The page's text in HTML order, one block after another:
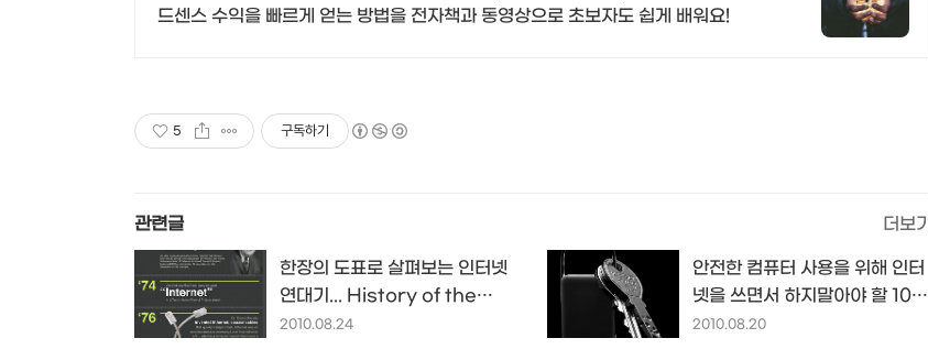
드센스 수익을 빠르게 얻는 방법을 전자책과 동영상으로 초보자도 쉽게 배워요!
5 구독하기
관련글 더보기
한장의 도표로 살펴보는 인터넷
연대기... History of the
Internet
2010.08.24
안전한 컴퓨터 사용을 위해 인터
넷을 쓰면서 하지말아야 할 10가
지...
2010.08.20